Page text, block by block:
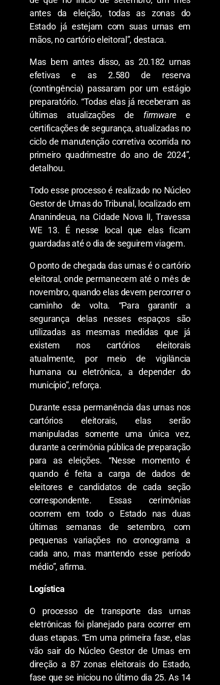
antes da eleição, todas as zonas do
Estado já estejam com suas urnas em
mãos, no cartório eleitoral”, destaca.
Mas bem antes disso, as 20.182 urnas
efetivas e as 2.580 de reserva
(contingência) passaram por um estágio
preparatório. “Todas elas já receberam as
últimas atualizações de firmwaree
certificações de segurança, atualizadas no
ciclo de manutenção corretiva ocorrida no
primeiro quadrimestre do ano de 2024”,
detalhou.
Todo esse processo é realizado no Núcleo
Gestor de Urnas do Tribunal, localizado em
Ananindeua, na Cidade Nova II, Travessa
WE 13. É nesse local que elas ficam
guardadas até o dia de seguirem viagem.
O ponto de chegada das urnas é o cartório
eleitoral, onde permanecem até o mês de
novembro, quando elas devem percorrer o
caminho de volta. “Para garantir a
segurança delas nesses espaços são
utilizadas as mesmas medidas que já
existem nos cartórios eleitorais
atualmente, por meio de vigilância
humana ou eletrônica, a depender do
município”, reforça.
Durante essa permanência das urnas nos
cartórios eleitorais, elas serão
manipuladas somente uma única vez,
durante a cerimônia pública de preparação
para as eleições. “Nesse momento é
quando é feita a carga de dados de
eleitores e candidatos de cada seção
correspondente. Essas cerimônias
ocorrem em todo o Estado nas duas
últimas semanas de setembro, com
pequenas variações no cronograma a
cada ano, mas mantendo esse período
médio”, afirma.
Logística
O processo de transporte das urnas
eletrônicas foi planejado para ocorrer em
duas etapas. “Em uma primeira fase, elas
vão sair do Núcleo Gestor de Urnas em
direção a 87 zonas eleitorais do Estado,
fase que se iniciou no último dia 25. As 14